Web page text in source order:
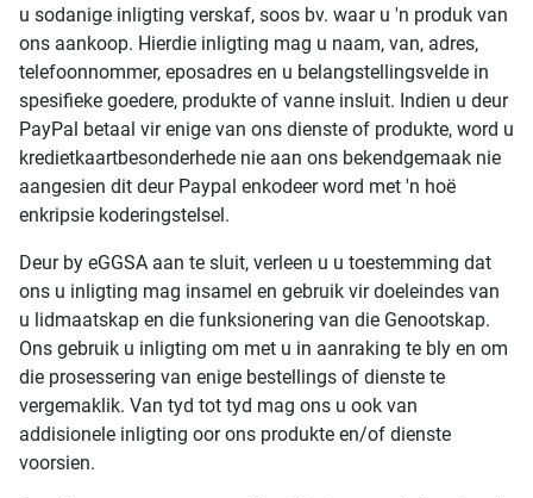
u sodanige inligting verskaf, soos bv. waar u 'n produk van
ons aankoop. Hierdie inligting mag u naam, van, adres,
telefoonnommer, eposadres en u belangstellingsvelde in
spesifieke goedere, produkte of vanne insluit. Indien u deur
PayPal betaal vir enige van ons dienste of produkte, word u
kredietkaartbesonderhede nie aan ons bekendgemaak nie
aangesien dit deur Paypal enkodeer word met 'n hoë
enkripsie koderingstelsel.
Deur by eGGSA aan te sluit, verleen u u toestemming dat
ons u inligting mag insamel en gebruik vir doeleindes van
u lidmaatskap en die funksionering van die Genootskap.
Ons gebruik u inligting om met u in aanraking te bly en om
die prosessering van enige bestellings of dienste te
vergemaklik. Van tyd tot tyd mag ons u ook van
addisionele inligting oor ons produkte en/of dienste
voorsien.